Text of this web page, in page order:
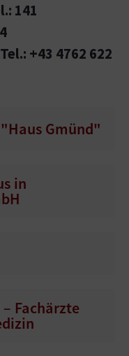
141
Tel.: +43 4762 622
Gmünd"
in
Fachärzte